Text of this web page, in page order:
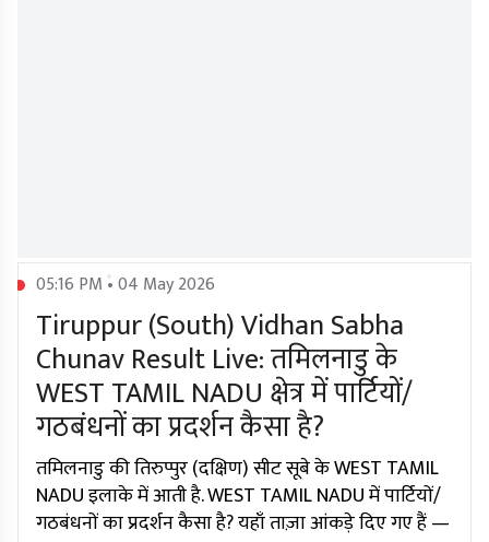
05:16 PM • 04 May 2026
Tiruppur (South) Vidhan Sabha
Chunav Result Live: तमिलनाडु के
WEST TAMIL NADU क्षेत्र में पार्टियों/
गठबंधनों का प्रदर्शन कैसा है?
तमिलनाडु की तिरुप्पुर (दक्षिण) सीट सूबे के WEST TAMIL
NADU इलाके में आती है. WEST TAMIL NADU में पार्टियों/
गठबंधनों का प्रदर्शन कैसा है? यहाँ ताज़ा आंकड़े दिए गए हैं —